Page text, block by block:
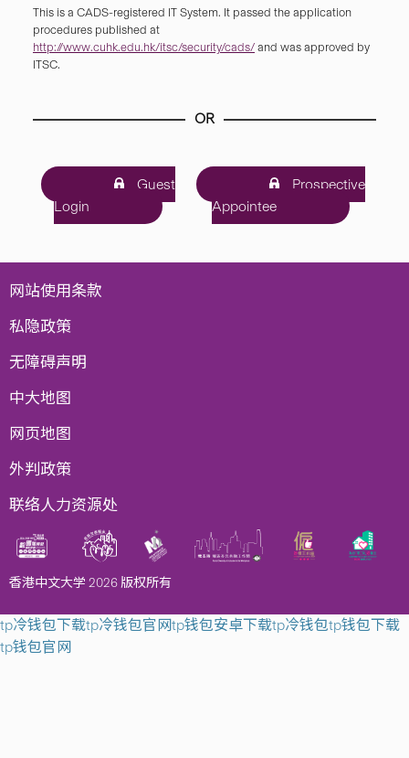
This is a CADS-registered IT System. It passed the application
procedures published at
http://www.cuhk.edu.hk/itsc/security/cads/ and was approved by
ITSC.
OR
Guest
Login
Prospective
Appointee
网站使用条款
私隐政策
无障碍声明
中大地图
网页地图
外判政策
联络人力资源处
香港中文大学 2026 版权所有
tp冷钱包下载tp冷钱包官网tp钱包安卓下载tp冷钱包tp钱包下载
tp钱包官网